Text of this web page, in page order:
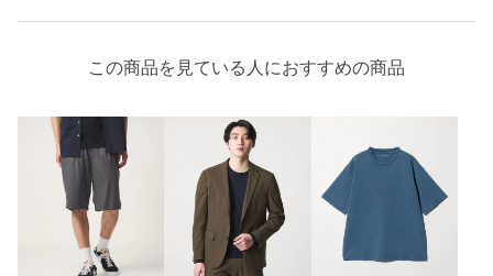
この商品を見ている人におすすめの商品